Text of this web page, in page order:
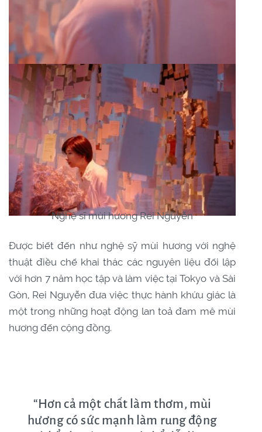
Nghệ sĩ mùi hương Rei Nguyễn
Được biết đến như nghệ sỹ mùi hương với nghệ
thuật điều chế khai thác các nguyên liệu đối lập
với hơn 7 năm học tập và làm việc tại Tokyo và Sài
Gòn, Rei Nguyễn đưa việc thực hành khứu giác là
một trong những hoạt động lan toả đam mê mùi
hương đến cộng đồng.
“Hơn cả một chất làm thơm, mùi
hương có sức mạnh làm rung động